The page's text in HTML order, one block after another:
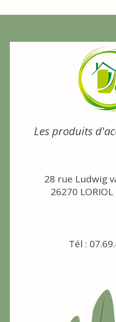
Les produits
28 rue Ludwig
26270 LORIOL
Tél :